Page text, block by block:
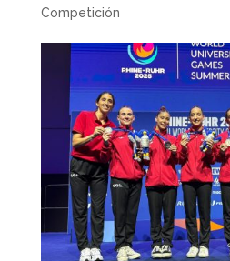
Competición